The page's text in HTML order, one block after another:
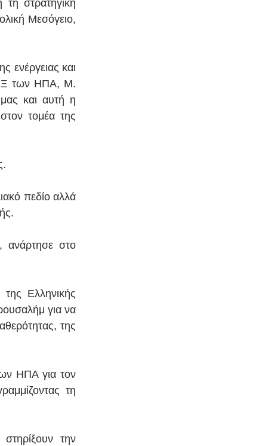
στρατηγική
Μεσόγειο,
ενέργειας και
των ΗΠΑ, M.
και αυτή η
τομέα της
πεδίο αλλά
ανάρτησε στο
Ελληνικής
για να
της
ΗΠΑ για τον
τη
την